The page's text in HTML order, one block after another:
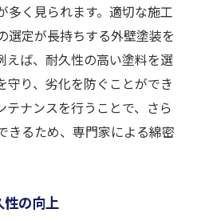
多く見られます。適切な施工
選定が長持ちする外壁塗装を
えば、耐久性の高い塗料を選
守り、劣化を防ぐことができ
テナンスを行うことで、さら
きるため、専門家による綿密
の向上